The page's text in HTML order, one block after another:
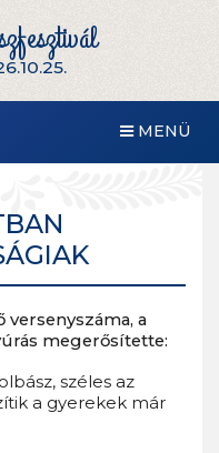
MENÜ
versenyszáma, a
megerősítette:
széles az
a gyerekek már